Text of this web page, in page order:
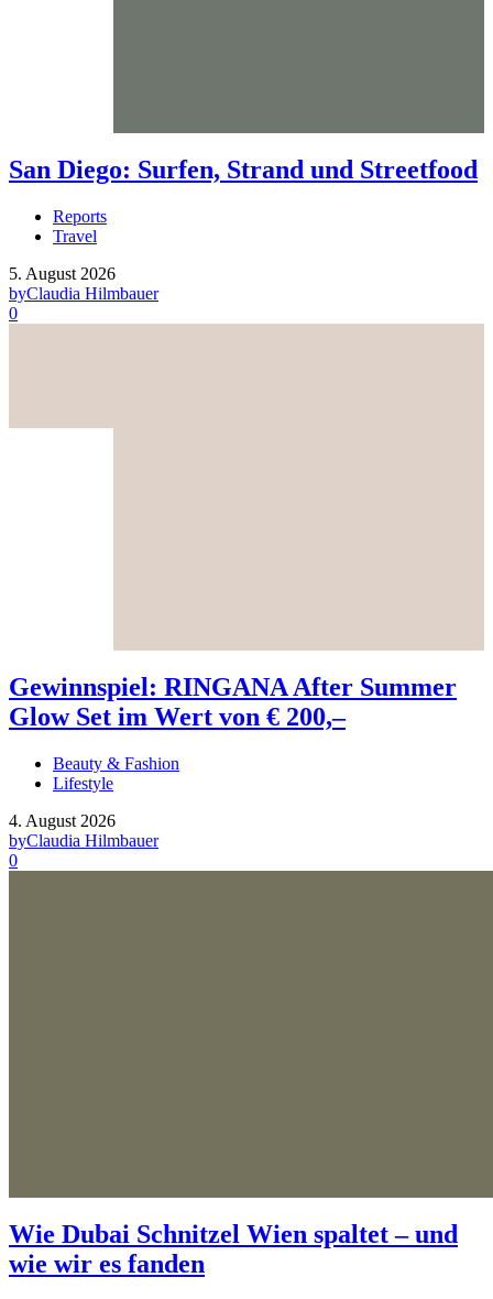
San Diego: Surfen, Strand und Streetfood
Reports
Travel
5. August 2026
byClaudia Hilmbauer
0
Gewinnspiel: RINGANA After Summer
Glow Set im Wert von € 200,–
Beauty & Fashion
Lifestyle
4. August 2026
byClaudia Hilmbauer
0
Wie Dubai Schnitzel Wien spaltet – und
wie wir es fanden